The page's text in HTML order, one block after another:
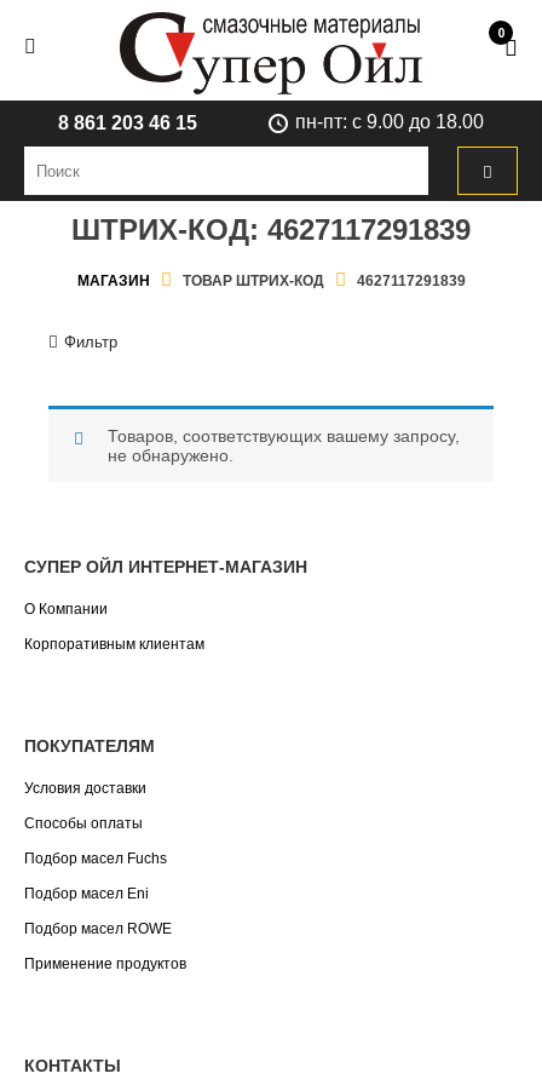
0
8 861 203 46 15 пн-пт: с 9.00 до 18.00
ШТРИХ-КОД: 4627117291839
МАГАЗИН ТОВАР ШТРИХ-КОД 4627117291839
Фильтр
Товаров, соответствующих вашему запросу,
не обнаружено.
СУПЕР ОЙЛ ИНТЕРНЕТ-МАГАЗИН
О Компании
Корпоративным клиентам
ПОКУПАТЕЛЯМ
Условия доставки
Способы оплаты
Подбор масел Fuchs
Подбор масел Eni
Подбор масел ROWE
Применение продуктов
КОНТАКТЫ